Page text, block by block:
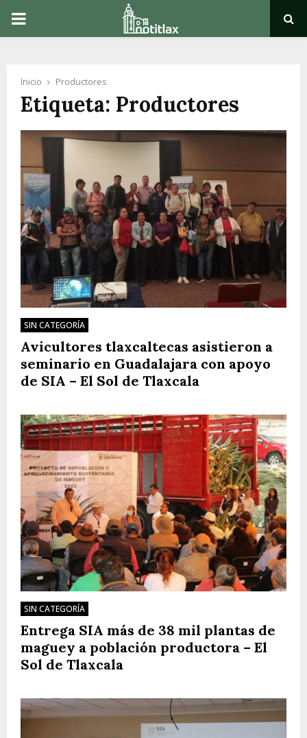
PRIMARY
Inicio Productores
Etiqueta: Productores
SIN CATEGORÍA
Avicultores tlaxcaltecas asistieron a
seminario en Guadalajara con apoyo
de SIA – El Sol de Tlaxcala
SIN CATEGORÍA
Entrega SIA más de 38 mil plantas de
maguey a población productora – El
Sol de Tlaxcala